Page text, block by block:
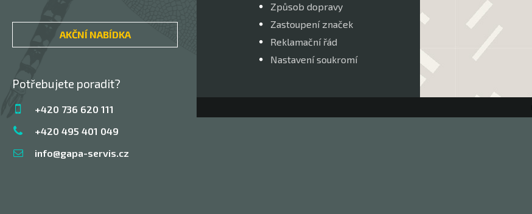
AKČNÍ NABÍDKA
Potřebujete poradit?
+420 736 620 111
+420 495 401 049
info@gapa-servis.cz
Způsob dopravy
Zastoupení značek
Reklamační řád
Nastavení soukromí